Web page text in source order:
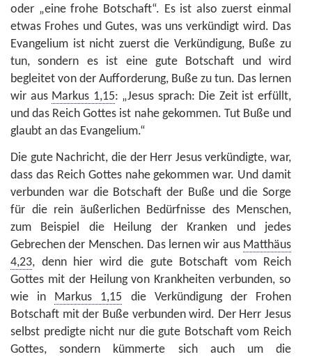
oder „eine frohe Botschaft“. Es ist also zuerst einmal
etwas Frohes und Gutes, was uns verkündigt wird. Das
Evangelium ist nicht zuerst die Verkündigung, Buße zu
tun, sondern es ist eine gute Botschaft und wird
begleitet von der Aufforderung, Buße zu tun. Das lernen
wir aus Markus 1,15: „Jesus sprach: Die Zeit ist erfüllt,
und das Reich Gottes ist nahe gekommen. Tut Buße und
glaubt an das Evangelium.“
Die gute Nachricht, die der Herr Jesus verkündigte, war,
dass das Reich Gottes nahe gekommen war. Und damit
verbunden war die Botschaft der Buße und die Sorge
für die rein äußerlichen Bedürfnisse des Menschen,
zum Beispiel die Heilung der Kranken und jedes
Gebrechen der Menschen. Das lernen wir aus Matthäus
4,23, denn hier wird die gute Botschaft vom Reich
Gottes mit der Heilung von Krankheiten verbunden, so
wie in Markus 1,15 die Verkündigung der Frohen
Botschaft mit der Buße verbunden wird. Der Herr Jesus
selbst predigte nicht nur die gute Botschaft vom Reich
Gottes, sondern kümmerte sich auch um die